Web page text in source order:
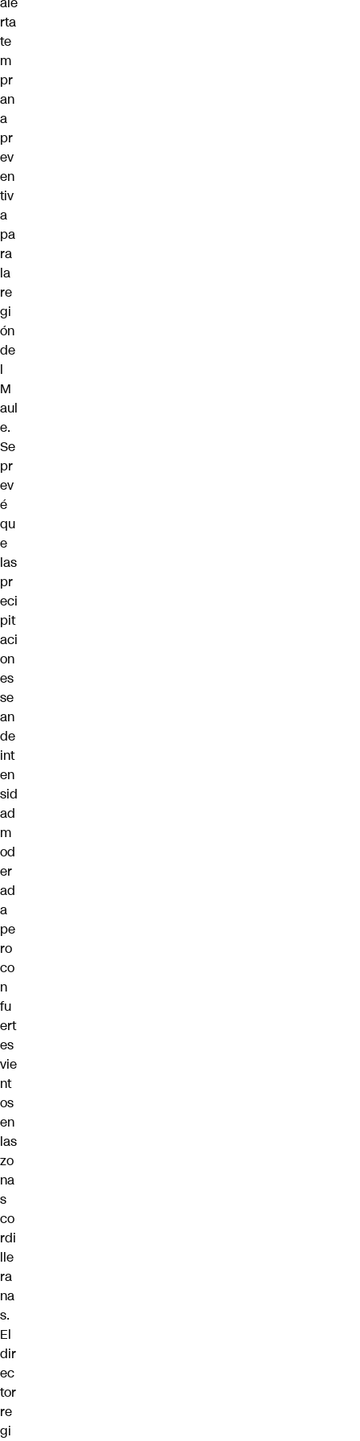
rta
te
m
pr
an
a
pr
ev
en
tiv
a
pa
ra
la
re
gi
ón
de
l
M
aul
e.
Se
pr
ev
é
qu
e
las
pr
eci
pit
aci
on
es
se
an
de
int
en
sid
ad
m
od
er
ad
a
pe
ro
co
n
fu
ert
es
vie
nt
os
en
las
zo
na
s
co
rdi
lle
ra
na
s.
El
dir
ec
tor
re
gi